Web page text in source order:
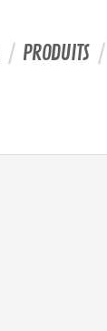
PRODUITS